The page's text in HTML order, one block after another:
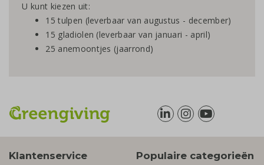
U kunt kiezen uit:
15 tulpen (leverbaar van augustus - december)
15 gladiolen (leverbaar van januari - april)
25 anemoontjes (jaarrond)
Klantenservice Populaire categorieën